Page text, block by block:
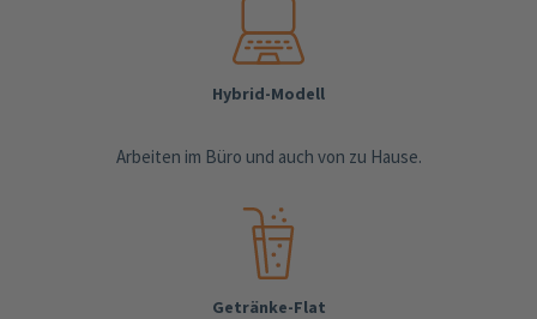
Hybrid-Modell
Arbeiten im Büro und auch von zu Hause.
Getränke-Flat